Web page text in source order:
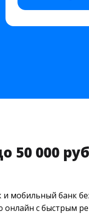
50 000
и мобильный банк
онлайн с быстрым